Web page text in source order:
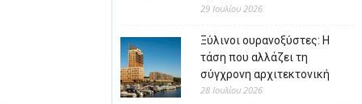
29 Ιουλίου 2026
Ξύλινοι ουρανοξύστες: Η
τάση που αλλάζει τη
σύγχρονη αρχιτεκτονική
28 Ιουλίου 2026